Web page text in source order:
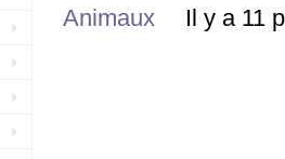
Animaux
Il y a 11